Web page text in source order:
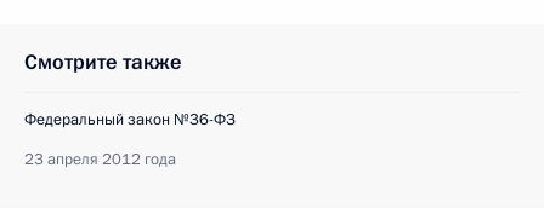
Смотрите также
Федеральный закон №36-ФЗ
23 апреля 2012 года